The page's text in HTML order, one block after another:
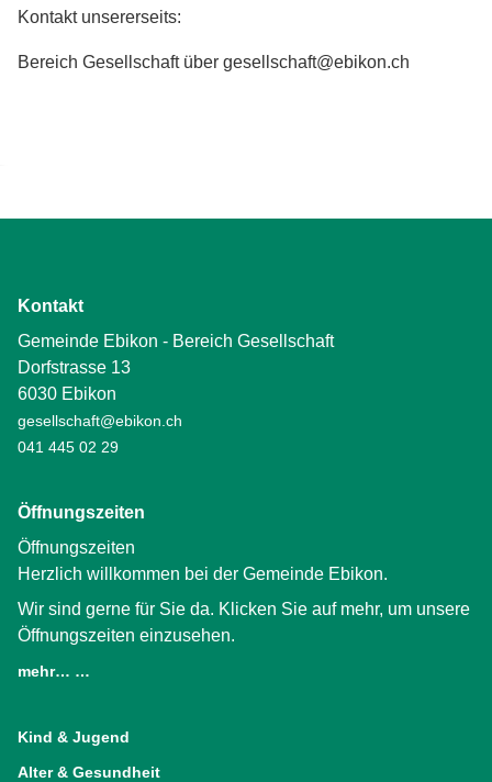
Kontakt unsererseits:
Bereich Gesellschaft über gesellschaft@ebikon.ch
Kontakt
Gemeinde Ebikon - Bereich Gesellschaft
Dorfstrasse 13
6030 Ebikon
gesellschaft@ebikon.ch
041 445 02 29
Öffnungszeiten
Öffnungszeiten
Herzlich willkommen bei der Gemeinde Ebikon.
Wir sind gerne für Sie da. Klicken Sie auf mehr, um unsere
Öffnungszeiten einzusehen.
mehr… …
Kind & Jugend
Alter & Gesundheit